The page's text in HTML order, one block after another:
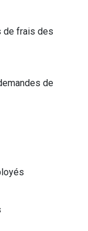
de frais des
de